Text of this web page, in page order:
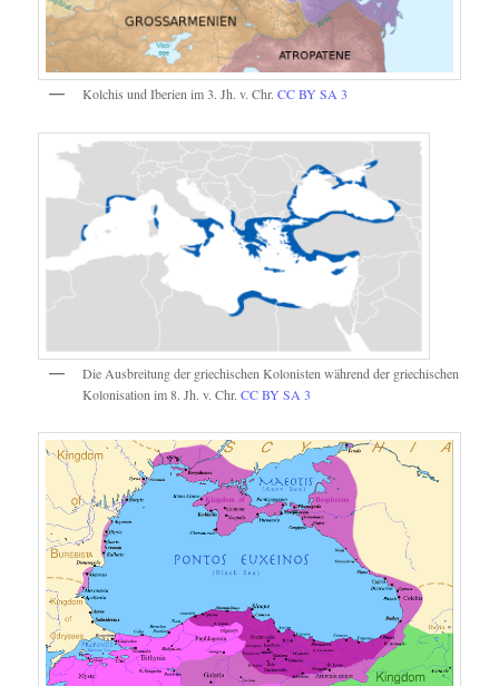
Kolchis und Iberien im 3. Jh. v. Chr.CC BY SA 3
Die Ausbreitung der griechischen Kolonisten während der griechischen
Kolonisation im 8. Jh. v. Chr.CC BY SA 3